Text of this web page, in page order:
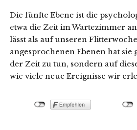
Die fünfte Ebene ist die
etwa die Zeit im Wartezimmer
lässt als auf unseren
angesprochenen Ebenen hat sie
der Zeit zu tun, sondern auf
wie viele neue Ereignisse wir